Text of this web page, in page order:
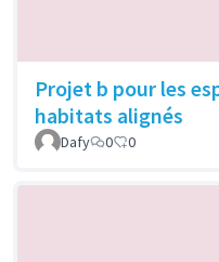
Projet b pour les
habitats alignés
Dafy 0 0